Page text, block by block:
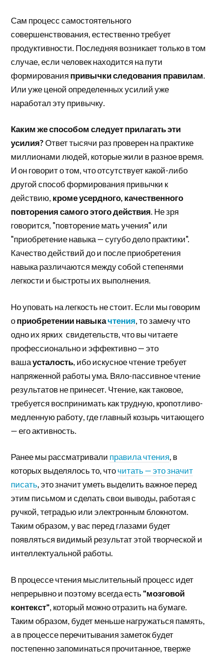
Сам процесс самостоятельного
совершенствования, естественно требует
продуктивности. Последняя возникает только в том
случае, если человек находится на пути
формирования привычки следования правилам.
Или уже ценой определенных усилий уже
наработал эту привычку.
Каким же способом следует прилагать эти
усилия?Ответ тысячи раз проверен на практике
миллионами людей, которые жили в разное время.
И он говорит о том, что отсутствует какой-либо
другой способ формирования привычки к
действию, кроме усердного, качественного
повторения самого этого действия. Не зря
говорится, "повторение мать учения" или
"приобретение навыка — сугубо дело практики".
Качество действий до и после приобретения
навыка различаются между собой степенями
легкости и быстроты их выполнения.
Но уповать на легкость не стоит. Если мы говорим
оприобретении навыкачтения, то замечу что
одно их ярких свидетельств, что вы читаете
профессионально и эффективно — это
вашаусталость, ибо искусное чтение требует
напряженной работы ума. Вяло-пассивное чтение
результатов не принесет. Чтение, как таковое,
требуется воспринимать как трудную, кропотливо-
медленную работу, где главный козырь читающего
— его активность.
Ранее мы рассматривали правила чтения, в
которых выделялось то, чточитать — это значит
писать, это значит уметь выделить важное перед
этим письмом и сделать свои выводы, работая с
ручкой, тетрадью или электронным блокнотом.
Таким образом, у вас перед глазами будет
появляться видимый результат этой творческой и
интеллектуальной работы.
В процессе чтения мыслительный процесс идет
непрерывно и поэтому всегда есть"мозговой
контекст", который можно отразить на бумаге.
Таким образом, будет меньше нагружаться память,
а в процессе перечитывания заметок будет
постепенно запоминаться прочитанное, тверже